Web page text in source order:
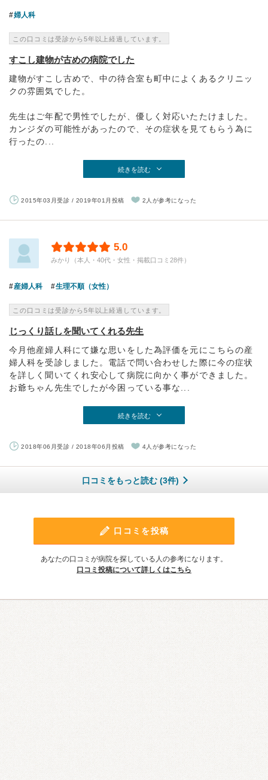
婦人科
この口コミは受診から5年以上経過しています。
すこし建物が古めの病院でした
建物がすこし古めで、中の待合室も町中によくあるクリニッ
クの雰囲気でした。
先生はご年配で男性でしたが、優しく対応いたたけました。
カンジダの可能性があったので、その症状を見てもらう為に
行ったの...
続きを読む
2015年03月受診 / 2019年01月投稿 2人が参考になった
5.0
みかり（本人・40代・女性・掲載口コミ28件）
産婦人科 生理不順（女性）
この口コミは受診から5年以上経過しています。
じっくり話しを聞いてくれる先生
今月他産婦人科にて嫌な思いをした為評価を元にこちらの産
婦人科を受診しました。電話で問い合わせした際に今の症状
を詳しく聞いてくれ安心して病院に向かく事ができました。
お爺ちゃん先生でしたが今困っている事な...
続きを読む
2018年06月受診 / 2018年06月投稿 4人が参考になった
口コミをもっと読む (3件)
口コミを投稿
あなたの口コミが病院を探している人の参考になります。
口コミ投稿について詳しくはこちら